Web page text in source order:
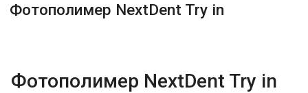
Фотополимер NextDent Try in
Фотополимер NextDent Try in